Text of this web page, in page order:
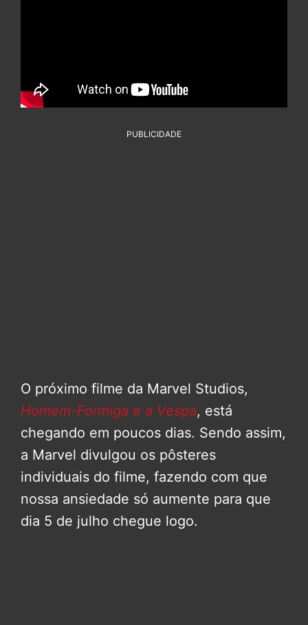
PUBLICIDADE
O próximo filme da Marvel Studios,
Homem-Formiga e a Vespa, está
chegando em poucos dias. Sendo assim,
a Marvel divulgou os pôsteres
individuais do filme, fazendo com que
nossa ansiedade só aumente para que
dia 5 de julho chegue logo.